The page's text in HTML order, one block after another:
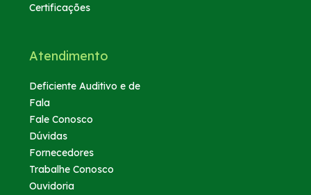
Certificações
Atendimento
Deficiente Auditivo e de
Fala
Fale Conosco
Dúvidas
Fornecedores
Trabalhe Conosco
Ouvidoria